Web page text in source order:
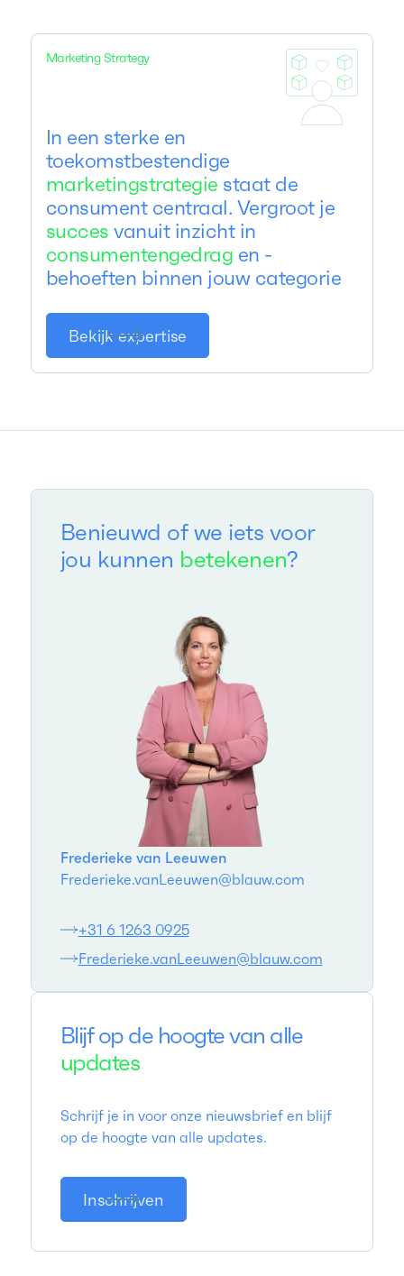
Marketing Strategy
In een sterke en
toekomstbestendige
marketingstrategie staat de
consument centraal. Vergroot je
succesvanuit inzicht in
consumentengedrag en -
behoeften binnen jouw categorie
Bekijk expertise
Benieuwd of we iets voor
jou kunnen betekenen?
Frederieke van Leeuwen
Frederieke.vanLeeuwen@blauw.com
+31 6 1263 0925
Frederieke.vanLeeuwen@blauw.com
Blijf op de hoogte van alle
updates
Schrijf je in voor onze nieuwsbrief en blijf
op de hoogte van alle updates.
Inschrijven